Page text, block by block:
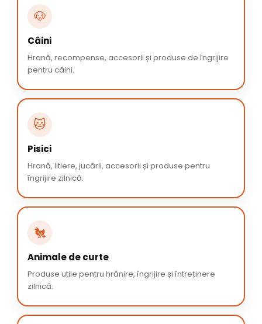
🐶
Câini
Hrană, recompense, accesorii și produse de îngrijire
pentru câini.
🐱
Pisici
Hrană, litiere, jucării, accesorii și produse pentru
îngrijire zilnică.
🐔
Animale de curte
Produse utile pentru hrănire, îngrijire și întreținere
zilnică.